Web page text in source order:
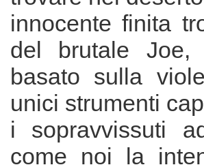
innocente finita
del brutale
basato sulla
unici strumenti
i sopravvissuti
come noi la